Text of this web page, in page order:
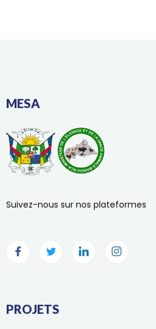
MESA
Suivez-nous sur nos plateformes
PROJETS